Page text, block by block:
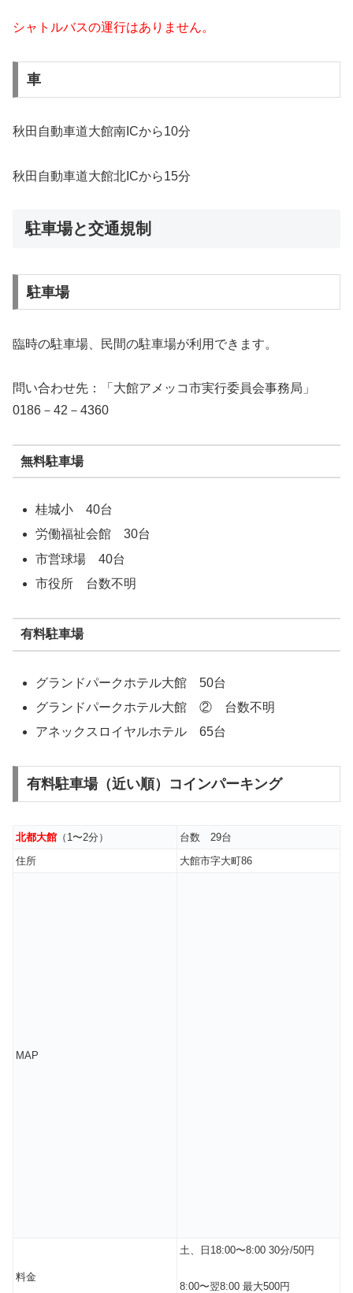
シャトルバスの運行はありません。
車
秋田自動車道大館南ICから10分
秋田自動車道大館北ICから15分
駐車場と交通規制
駐車場
臨時の駐車場、民間の駐車場が利用できます。
問い合わせ先：「大館アメッコ市実行委員会事務局」
0186－42－4360
無料駐車場
桂城小 40台
労働福祉会館 30台
市営球場 40台
市役所 台数不明
有料駐車場
グランドパークホテル大館 50台
グランドパークホテル大館 ② 台数不明
アネックスロイヤルホテル 65台
有料駐車場（近い順）コインパーキング
北都大館 （1〜2分）
台数 29台
住所
大館市字大町86
MAP
料金
土、日18:00〜8:00 30分/50円
8:00〜翌8:00 最大500円